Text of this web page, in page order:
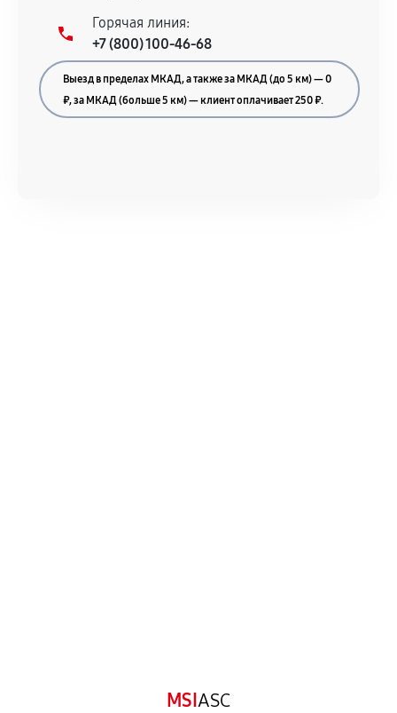
Горячая линия:
+7 (800) 100-46-68
Выезд в пределах МКАД, а также за МКАД (до 5 км) — 0
₽, за МКАД (больше 5 км) — клиент оплачивает 250 ₽.
MSIASC